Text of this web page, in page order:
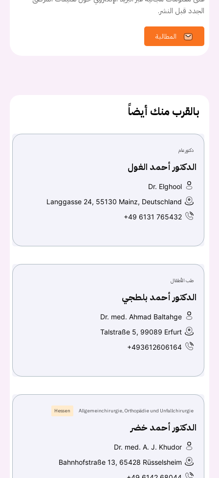
كلمه السر
الجدد قبل النشر.
المطالبة
بالقرب منك أيضاً
دكتور عام
الدكتور أحمد الغول
Dr. Elghool
Langgasse 24, 55130 Mainz, Deutschland
+49 6131 765432
طب الأطفال
الدكتور أحمد بلطجي
Dr. med. Ahmad Baltahge
Talstraße 5, 99089 Erfurt
+493612606164
Allgemeinchirurgie, Orthopädie und Unfallchirurgie
Hessen
الدكتور أحمد خضر
Dr. med. A. J. Khudor
Bahnhofstraße 13, 65428 Rüsselsheim